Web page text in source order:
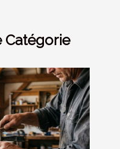
Catégorie